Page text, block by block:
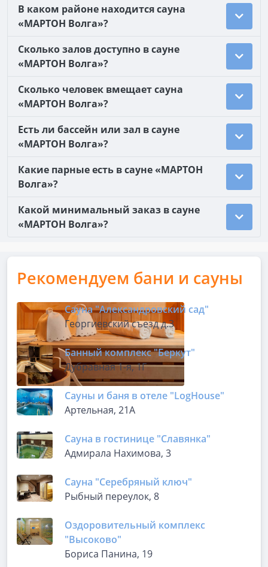
В каком районе находится сауна
«МАРТОН Волга»?
Сколько залов доступно в сауне
«МАРТОН Волга»?
Сколько человек вмещает сауна
«МАРТОН Волга»?
Есть ли бассейн или зал в сауне
«МАРТОН Волга»?
Какие парные есть в сауне «МАРТОН
Волга»?
Какой минимальный заказ в сауне
«МАРТОН Волга»?
Рекомендуем бани и сауны
Сауна "Александровский сад"
Георгиевский съезд д.3
Банный комплекс "Беркут"
Дубравная 1-я, 1Г
Сауны и баня в отеле "LogHousе"
Артельная, 21А
Сауна в гостинице "Славянка"
Адмирала Нахимова, 3
Сауна "Серебряный ключ"
Рыбный переулок, 8
Оздоровительный комплекс
"Высоково"
Бориса Панина, 19